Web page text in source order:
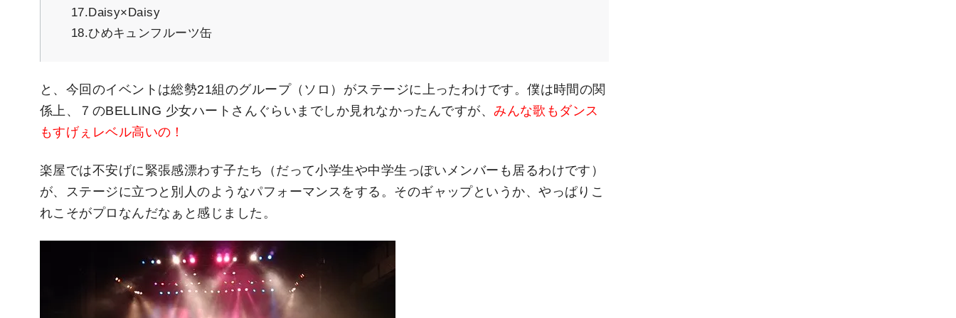
17.Daisy×Daisy
18.ひめキュンフルーツ缶
と、今回のイベントは総勢21組のグループ（ソロ）がステージに上ったわけです。僕は時間の関
係上、７のBELLING 少女ハートさんぐらいまでしか見れなかったんですが、みんな歌もダンス
もすげぇレベル高いの！
楽屋では不安げに緊張感漂わす子たち（だって小学生や中学生っぽいメンバーも居るわけです）
が、ステージに立つと別人のようなパフォーマンスをする。そのギャップというか、やっぱりこ
れこそがプロなんだなぁと感じました。